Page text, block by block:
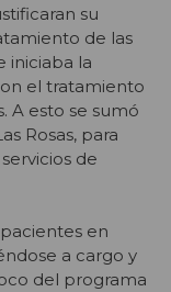
su
de las
iniciaba la
el tratamiento
A esto se sumó
Rosas, para
de
en
a cargo y
del programa